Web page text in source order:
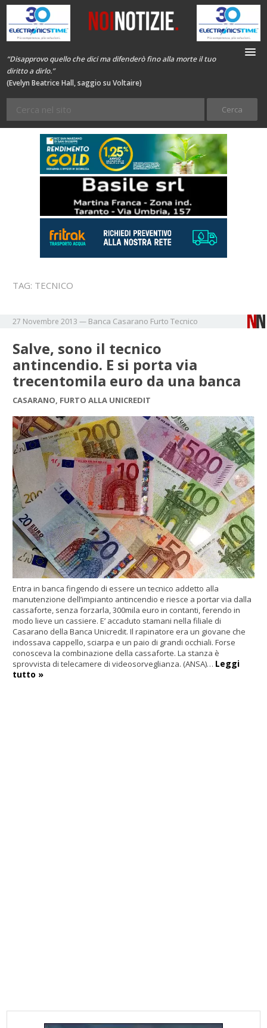
“Disapprovo quello che dici ma difenderò fino alla morte il tuo
diritto a dirlo.”
(Evelyn Beatrice Hall, saggio su Voltaire)
TAG: TECNICO
27 Novembre 2013 — Banca Casarano Furto Tecnico
Salve, sono il tecnico
antincendio. E si porta via
trecentomila euro da una banca
CASARANO, FURTO ALLA UNICREDIT
Entra in banca fingendo di essere un tecnico addetto alla
manutenzione dell’impianto antincendio e riesce a portar via dalla
cassaforte, senza forzarla, 300mila euro in contanti, ferendo in
modo lieve un cassiere. E’ accaduto stamani nella filiale di
Casarano della Banca Unicredit. Il rapinatore era un giovane che
indossava cappello, sciarpa e un paio di grandi occhiali. Forse
conosceva la combinazione della cassaforte. La stanza è
sprovvista di telecamere di videosorveglianza. (ANSA)… Leggi
tutto »